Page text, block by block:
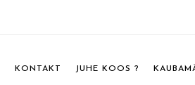
KONTAKT JUHE KOOS ?